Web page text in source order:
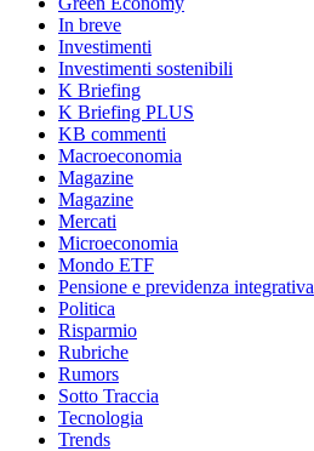
In breve
Investimenti
Investimenti sostenibili
K Briefing
K Briefing PLUS
KB commenti
Macroeconomia
Magazine
Magazine
Mercati
Microeconomia
Mondo ETF
Pensione e previdenza integrativa
Politica
Risparmio
Rubriche
Rumors
Sotto Traccia
Tecnologia
Trends